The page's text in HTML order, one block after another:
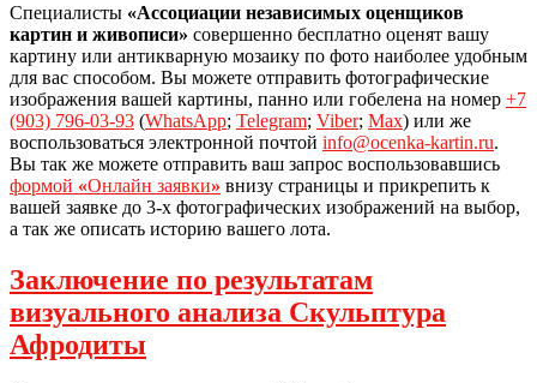
Специалисты «Ассоциации независимых оценщиков
картин и живописи» совершенно бесплатно оценят вашу
картину или антикварную мозаику по фото наиболее удобным
для вас способом. Вы можете отправить фотографические
изображения вашей картины, панно или гобелена на номер +7
(903) 796-03-93 (WhatsApp; Telegram; Viber; Max) или же
воспользоваться электронной почтой info@ocenka-kartin.ru.
Вы так же можете отправить ваш запрос воспользовавшись
формой «Онлайн заявки» внизу страницы и прикрепить к
вашей заявке до 3-х фотографических изображений на выбор,
а так же описать историю вашего лота.
Заключение по результатам
визуального анализа Скульптура
Афродиты